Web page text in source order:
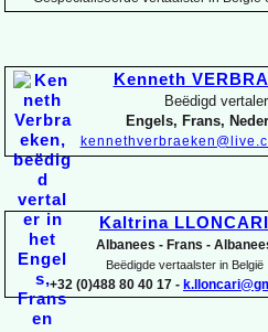
Kenneth
Beëdigd vertaler
Engels, Frans,
Kaltrina LLONCARI
Albanees -Frans -
Beëdigde vertaalster in België
+32 (0)488 80 40 17 -